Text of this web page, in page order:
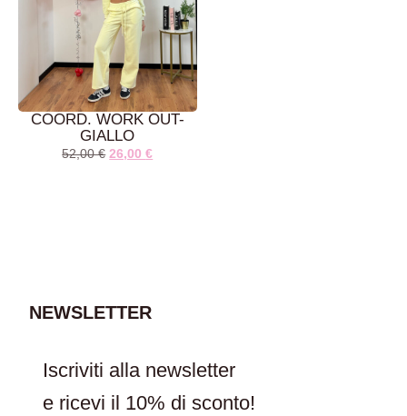
COORD. WORK OUT-
GIALLO
52,00€ 26,00€
NEWSLETTER
Iscriviti alla newsletter
e ricevi il 10% di sconto!